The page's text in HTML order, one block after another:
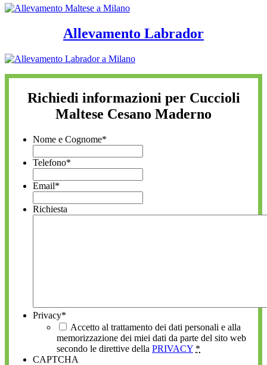
Allevamento Labrador
Richiedi informazioni per Cuccioli
Maltese Cesano Maderno
Nome e Cognome*
Telefono*
Email*
Richiesta
Privacy*
Accetto al trattamento dei dati personali e alla
memorizzazione dei miei dati da parte del sito web
secondo le direttive della PRIVACY *
CAPTCHA